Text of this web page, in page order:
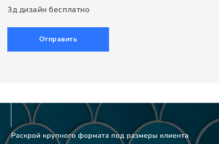
3д дизайн бесплатно
Отправить